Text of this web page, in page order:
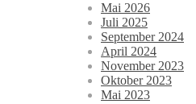
Mai 2026
Juli 2025
September 2024
April 2024
November 2023
Oktober 2023
Mai 2023